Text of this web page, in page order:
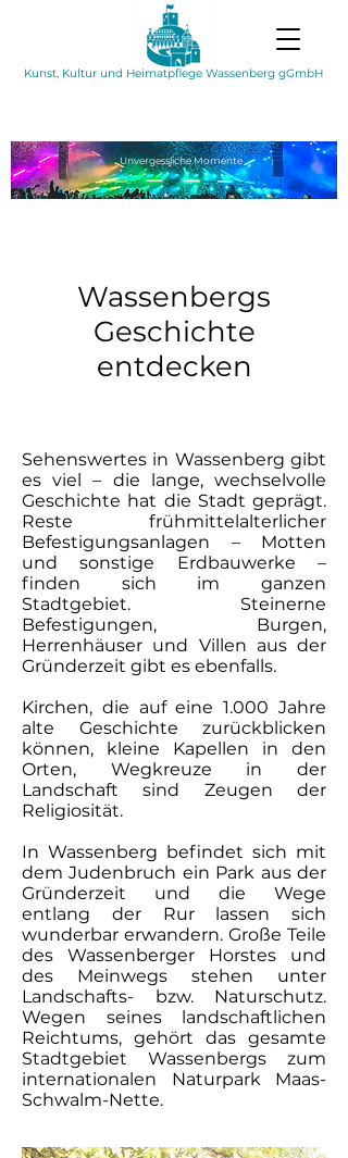
Kunst, Kultur und Heimatpflege Wassenberg gGmbH
UnvergesslicheMomente
Wassenbergs
Geschichte
entdecken
Sehenswertes in Wassenberg gibt
es viel – die lange, wechselvolle
Geschichte hat die Stadt geprägt.
Reste frühmittelalterlicher
Befestigungsanlagen – Motten
und sonstige Erdbauwerke –
finden sich im ganzen
Stadtgebiet. Steinerne
Befestigungen, Burgen,
Herrenhäuser und Villen aus der
Gründerzeit gibt es ebenfalls.
Kirchen, die auf eine 1.000 Jahre
alte Geschichte zurückblicken
können, kleine Kapellen in den
Orten, Wegkreuze in der
Landschaft sind Zeugen der
Religiosität.
In Wassenberg befindet sich mit
dem Judenbruch ein Park aus der
Gründerzeit und die Wege
entlang der Rur lassen sich
wunderbar erwandern. Große Teile
des Wassenberger Horstes und
des Meinwegs stehen unter
Landschafts- bzw. Naturschutz.
Wegen seines landschaftlichen
Reichtums, gehört das gesamte
Stadtgebiet Wassenbergs zum
internationalen Naturpark Maas-
Schwalm-Nette.